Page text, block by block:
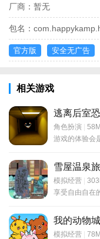
厂商： 暂无
包名：
官方版 安全无广告
相关游戏
逃离后室
角色扮演 |
游戏的体验会
雪屋温泉
模拟经营 |
享受自由自在
我的动物
模拟经营 |